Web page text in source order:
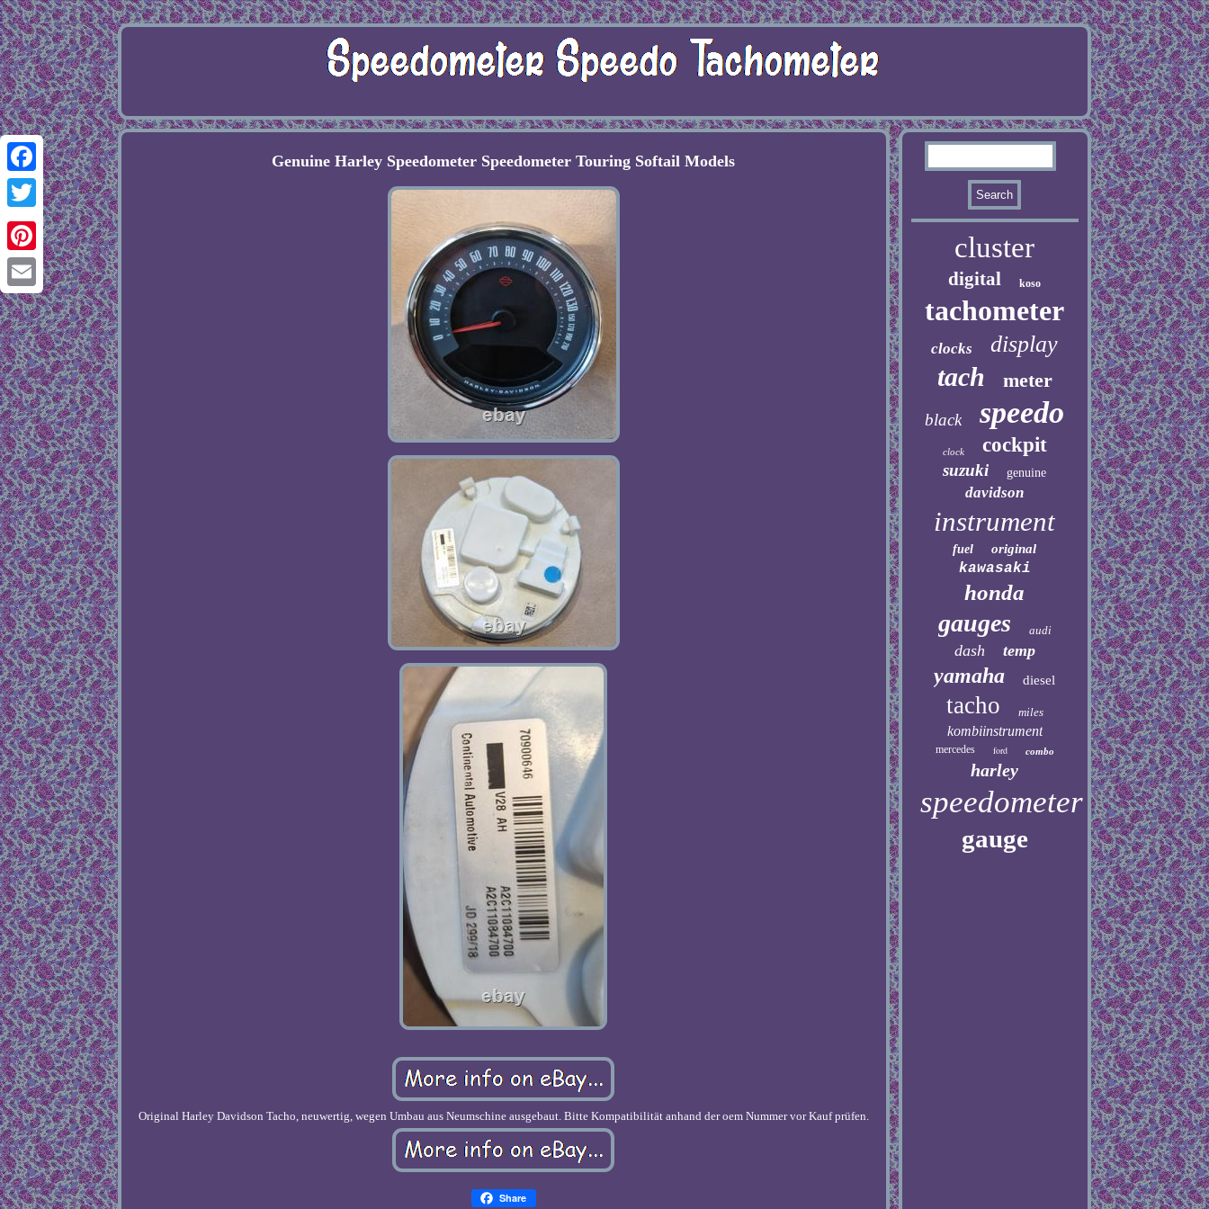
Facebook
Twitter
Pinterest
Email
Genuine Harley Speedometer Speedometer Touring Softail Models
Original Harley Davidson Tacho, neuwertig, wegen Umbau aus Neumschine ausgebaut. Bitte Kompatibilität anhand der oem Nummer vor Kauf prüfen.
Share
cluster
digital koso
tachometer
clocks display
tach meter
black speedo
clock cockpit
suzuki genuine
davidson
instrument
fuel original
kawasaki
honda
gauges audi
dash temp
yamaha diesel
tacho miles
kombiinstrument
mercedes ford combo
harley
speedometer
gauge